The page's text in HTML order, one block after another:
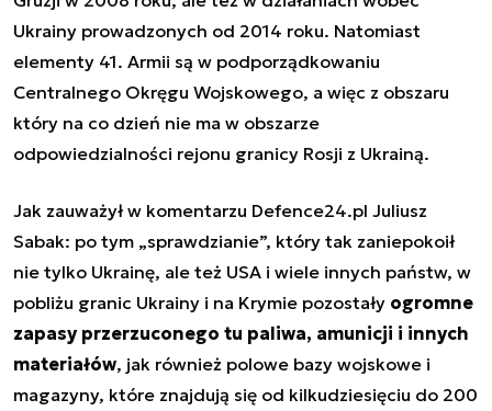
Ukrainy prowadzonych od 2014 roku. Natomiast
elementy 41. Armii są w podporządkowaniu
Centralnego Okręgu Wojskowego, a więc z obszaru
który na co dzień nie ma w obszarze
odpowiedzialności rejonu granicy Rosji z Ukrainą.
Jak zauważył w komentarzu Defence24.pl Juliusz
Sabak: po tym „sprawdzianie”, który tak zaniepokoił
nie tylko Ukrainę, ale też USA i wiele innych państw, w
pobliżu granic Ukrainy i na Krymie pozostały ogromne
zapasy przerzuconego tu paliwa, amunicji i innych
materiałów, jak również polowe bazy wojskowe i
magazyny, które znajdują się od kilkudziesięciu do 200